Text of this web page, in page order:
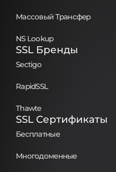
Массовый Трансфер
NS Lookup
SSL Бренды
Sectigo
RapidSSL
Thawte
SSL Сертификаты
Бесплатные
Многодоменные